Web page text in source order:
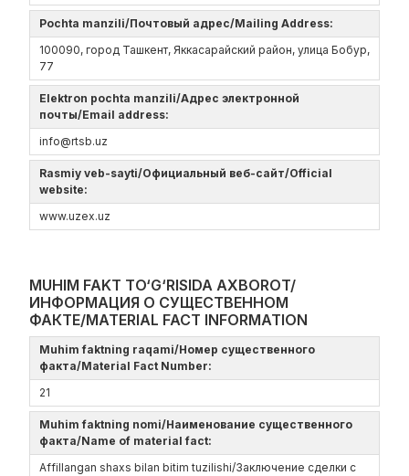
Pochta manzili/Почтовый адрес/Mailing Address:
100090, город Ташкент, Яккасарайский район, улица Бобур,
77
Elektron pochta manzili/Адрес электронной
почты/Email address:
info@rtsb.uz
Rasmiy veb-sayti/Официальный веб-сайт/Official
website:
www.uzex.uz
MUHIM FAKT TO‘G‘RISIDA AXBOROT/
ИНФОРМАЦИЯ О СУЩЕСТВЕННОМ
ФАКТЕ/MATERIAL FACT INFORMATION
Muhim faktning raqami/Номер существенного
факта/Material Fact Number:
21
Muhim faktning nomi/Наименование существенного
факта/Name of material fact:
Affillangan shaxs bilan bitim tuzilishi/Заключение сделки с